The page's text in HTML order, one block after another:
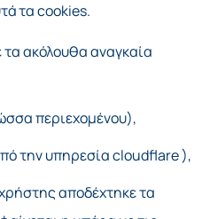
τα cookies.
ακόλουθα αναγκαία
περιεχομένου),
την υπηρεσία cloudflare ),
αποδέχτηκε τα